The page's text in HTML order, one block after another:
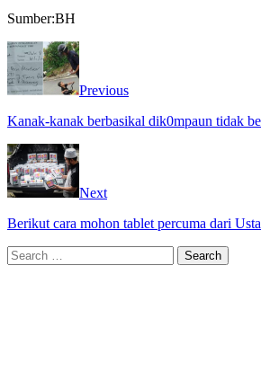
Sumber:BH
Previous
Kanak-kanak berbasikal dik0mpaun tidak
Next
Berikut cara mohon tablet percuma dari
Search
for: